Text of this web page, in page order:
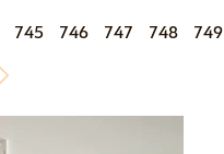
745 746 747 748 749